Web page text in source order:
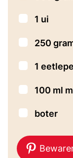
▢
1 ui
▢
250
▢
1
▢
100 ml
▢
boter